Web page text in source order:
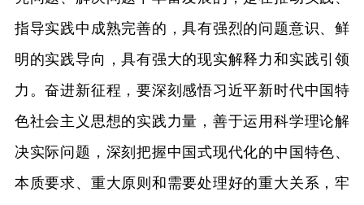
指导实践中成熟完善的，具有强烈的问题意识、鲜
明的实践导向，具有强大的现实解释力和实践引领
力。奋进新征程，要深刻感悟习近平新时代中国特
色社会主义思想的实践力量，善于运用科学理论解
决实际问题，深刻把握中国式现代化的中国特色、
本质要求、重大原则和需要处理好的重大关系，牢